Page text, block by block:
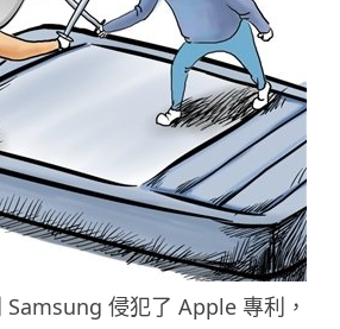
侵犯了 Apple 專利，